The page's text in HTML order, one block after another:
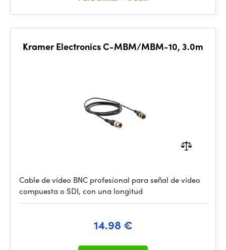
Kramer Electronics C-MBM/MBM-10, 3.0m
Cable de vídeo BNC profesional para señal de vídeo
compuesta o SDI, con una longitud
14.98 €